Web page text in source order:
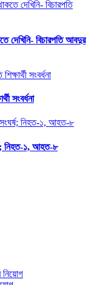
দেখিনি- বিচারপতি আবদুর
সংবর্ধনা
নিহত-১, আহত-৮